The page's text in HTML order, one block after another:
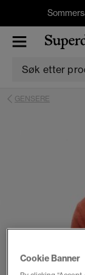
GENSERE
Cookie Banner